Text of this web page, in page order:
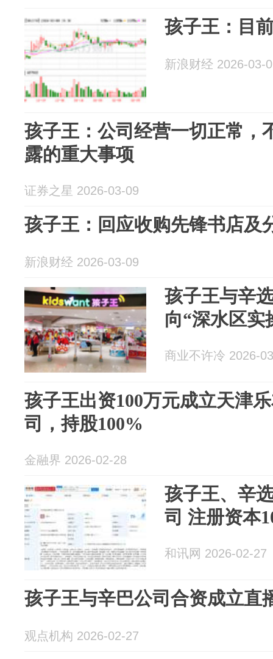
孩子王：目
新浪财经 2026-03-
孩子王：公司经营一切正常，
露的重大事项
证券之星 2026-03-09
孩子王：回应收购先锋书店及
新浪财经 2026-03-09
孩子王与辛
向“深水区实
商业不许冷 2026-
孩子王出资100万元成立天津
司，持股100%
金融界 2026-02-28
孩子王、辛
司 注册资本
和讯网 2026-02-27
孩子王与辛巴公司合资成立直
观点机构 2026-02-27